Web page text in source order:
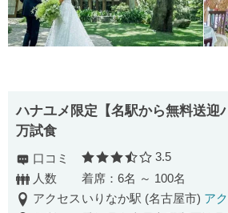
ハナユメ限定【名駅から無料送迎
万試食
口コミ 口コミ評価
3.5
人数
着席：6名 ～ 100名
アクセス いりなか駅 (名古屋市) ア